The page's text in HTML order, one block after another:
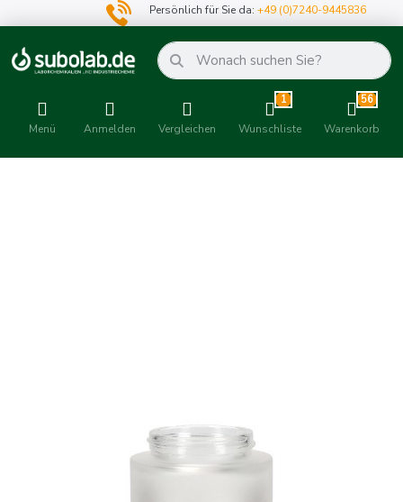
Persönlich für Sie da:+49 (0)7240-9445836
Menü Anmelden Vergleichen
1
Wunschliste
56
Warenkorb